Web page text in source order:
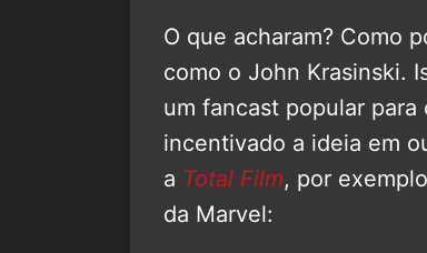
O que acharam? Como
como o John Krasinski.
um fancast popular
incentivado a ideia em
a Total Film, por
da Marvel: